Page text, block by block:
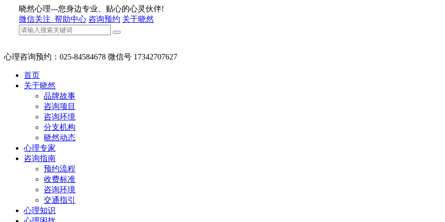
晓然心理---您身边专业、贴心的心灵伙伴!
微信关注 帮助中心 咨询预约 关于晓然
心理咨询预约：025-84584678 微信号 17342707627
首页
关于晓然
品牌故事
咨询项目
咨询环境
分支机构
晓然动态
心理专家
咨询指南
预约流程
收费标准
咨询环境
交通指引
心理知识